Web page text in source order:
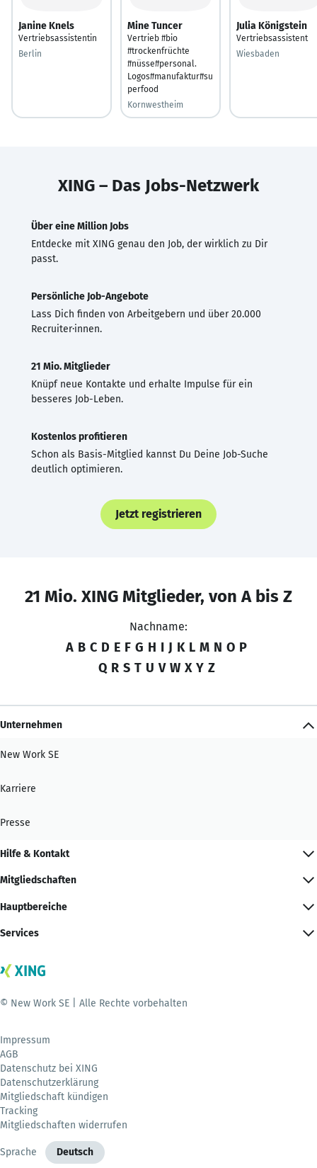
Janine Knels
Vertriebsassistentin
Berlin
Mine Tuncer
Vertrieb #bio
#trockenfrüchte
#nüsse#personal.
Logos#manufaktur#su
perfood
Kornwestheim
Julia Königstein
Vertriebsassistent
Wiesbaden
XING – Das Jobs-Netzwerk
Über eine Million Jobs
Entdecke mit XING genau den Job, der wirklich zu Dir
passt.
Persönliche Job-Angebote
Lass Dich finden von Arbeitgebern und über 20.000
Recruiter·innen.
21 Mio. Mitglieder
Knüpf neue Kontakte und erhalte Impulse für ein
besseres Job-Leben.
Kostenlos profitieren
Schon als Basis-Mitglied kannst Du Deine Job-Suche
deutlich optimieren.
Jetzt registrieren
21 Mio. XING Mitglieder, von A bis Z
Nachname:
A B C D E F G H I J K L M N O P
Q R S T U V W X Y Z
Unternehmen
New Work SE
Karriere
Presse
Hilfe & Kontakt
Mitgliedschaften
Hauptbereiche
Services
© New Work SE | Alle Rechte vorbehalten
Impressum
AGB
Datenschutz bei XING
Datenschutzerklärung
Mitgliedschaft kündigen
Tracking
Mitgliedschaften widerrufen
Sprache Deutsch